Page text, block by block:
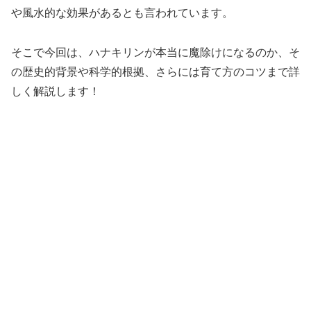
や風水的な効果があるとも言われています。
そこで今回は、ハナキリンが本当に魔除けになるのか、そ
の歴史的背景や科学的根拠、さらには育て方のコツまで詳
しく解説します！